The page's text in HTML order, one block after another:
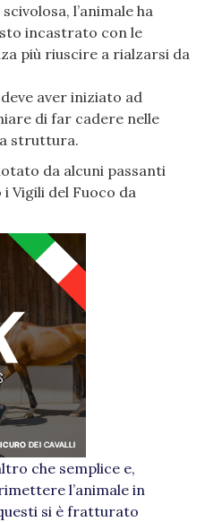
l’animale ha
incastrato con le
più riuscire a rialzarsi da
aver iniziato ad
di far cadere nelle
struttura.
da alcuni passanti
Vigili del Fuoco da
che semplice e,
l’animale in
si è fratturato